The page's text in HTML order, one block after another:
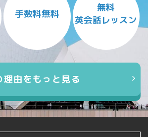
手数料無料
無料
英会話レッスン
由をもっと見る